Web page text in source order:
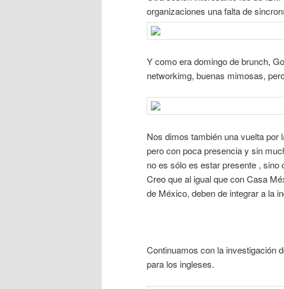
organizaciones una falta de
Y como era domingo de brunch,
networkimg, buenas mimosas,
Nos dimos también una vuelta por
pero con poca presencia y sin
no es sólo es estar presente ,
Creo que al igual que con Casa
de México, deben de integrar a la
Continuamos con la investigación
para los ingleses.